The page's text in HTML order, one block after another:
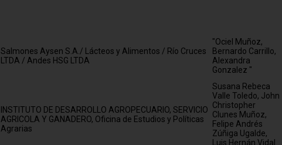
Salmones Aysen S.A./ Lácteos y Alimentos / Río Cruces
LTDA / Andes HSG LTDA
"Ociel Muñoz,
Bernardo Carrillo,
Alexandra
Gonzalez "
INSTITUTO DE DESARROLLO AGROPECUARIO, SERVICIO
AGRICOLA Y GANADERO, Oficina de Estudios y Políticas
Agrarias
Susana Rebeca
Valle Toledo, John
Christopher
Clunes Muñoz,
Felipe Andrés
Zúñiga Ugalde,
Luis Hernán Vidal